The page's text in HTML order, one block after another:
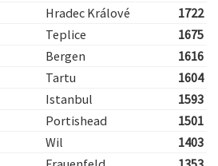
Hradec Králové
1722
Teplice
1675
Bergen
1616
Tartu
1604
Istanbul
1593
Portishead
1501
Wil
1403